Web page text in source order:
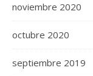
noviembre 2020
octubre 2020
septiembre 2019